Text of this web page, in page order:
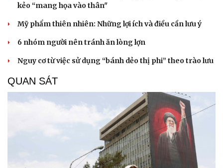
Du lịch
Tư vấn
Săn Tour
Câu chuyện thời sự
Đọc truyện đêm khuya
Cửa sổ tình yêu
Kể chuyện cho bé
Hạt giống tâm hồn
kẻo “mang họa vào thân"
Mỹ phẩm thiên nhiên: Những lợi ích và điều cần lưu ý
6 nhóm người nên tránh ăn lòng lợn
Nguy cơ từ việc sử dụng “bánh dẻo thị phi” theo trào lưu
QUAN SÁT